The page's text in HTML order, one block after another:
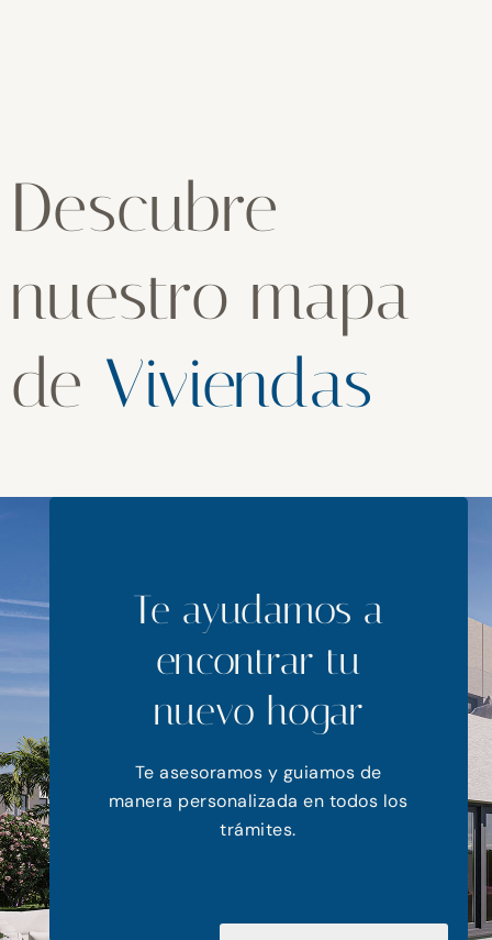
Descubre
nuestro mapa
de Viviendas
Te ayudamos a
encontrar tu
nuevo hogar
Te asesoramos y guiamos de
manera personalizada en todos los
trámites.